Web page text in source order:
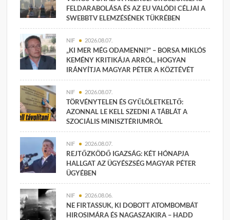
FELDARABOLÁSA ÉS AZ EU VALÓDI CÉLJAI A
SWEBBTV ELEMZÉSÉNEK TÜKRÉBEN
NIF 2026.08.07.
„KI MER MÉG ODAMENNI?” – BORSA MIKLÓS
KEMÉNY KRITIKÁJA ARRÓL, HOGYAN
IRÁNYÍTJA MAGYAR PÉTER A KÖZTÉVÉT
NIF 2026.08.07.
TÖRVÉNYTELEN ÉS GYŰLÖLETKELTŐ:
AZONNAL LE KELL SZEDNI A TÁBLÁT A
SZOCIÁLIS MINISZTÉRIUMRÓL
NIF 2026.08.07.
REJTŐZKÖDŐ IGAZSÁG: KÉT HÓNAPJA
HALLGAT AZ ÜGYÉSZSÉG MAGYAR PÉTER
ÜGYÉBEN
NIF 2026.08.06.
NE FIRTASSUK, KI DOBOTT ATOMBOMBÁT
HIROSIMÁRA ÉS NAGASZAKIRA – HADD